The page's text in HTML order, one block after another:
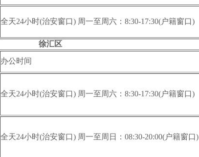
全天24小时(治安窗口) 周一至周六：8:30-17:30(户籍窗口)
徐汇区
办公时间
全天24小时(治安窗口) 周一至周六：8:30-17:30(户籍窗口)
全天24小时(治安窗口) 周一至周日：08:30-20:00(户籍窗口)